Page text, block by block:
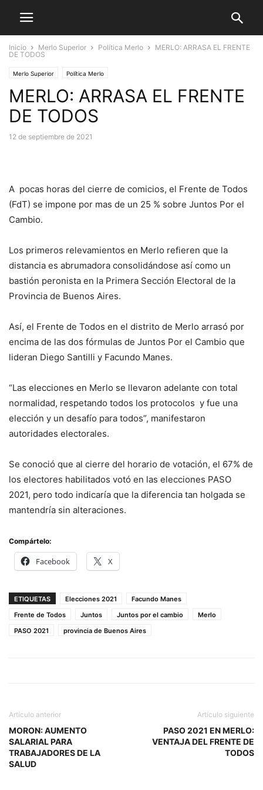
Inicio Merlo Superior Política Merlo
MERLO: ARRASA EL FRENTE
DE TODOS
Merlo Superior Política Merlo
MERLO: ARRASA EL FRENTE
DE TODOS
12 de septiembre de 2021
A pocas horas del cierre de comicios, el Frente de Todos
(FdT) se impone por mas de un 25 % sobre Juntos Por el
Cambio.
Los primeros relevamientos en Merlo refieren que la
distancia es abrumadora consolidándose así como un
bastión peronista en la Primera Sección Electoral de la
Provincia de Buenos Aires.
Así, el Frente de Todos en el distrito de Merlo arrasó por
encima de las dos fórmulas de Juntos Por el Cambio que
lideran Diego Santilli y Facundo Manes.
“Las elecciones en Merlo se llevaron adelante con total
normalidad, respetando todos los protocolos y fue una
elección y un desafío para todos”, manifestaron
autoridades electorales.
Se conoció que al cierre del horario de votación, el 67% de
los electores habilitados votó en las elecciones PASO
2021, pero todo indicaría que la diferencia tan holgada se
mantendría sin alteraciones.
Compártelo:
Facebook X
ETIQUETAS Elecciones 2021
Facundo Manes
Frente de Todos
Juntos Juntos por el cambio
Merlo
PASO 2021
provincia de Buenos Aires
Artículo anterior
MORON: AUMENTO
SALARIAL PARA
TRABAJADORES DE LA
SALUD
Artículo siguiente
PASO 2021 EN MERLO:
VENTAJA DEL FRENTE DE
TODOS